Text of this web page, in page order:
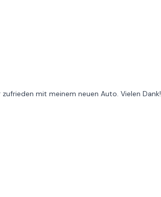
mit meinem neuen Auto. Vielen Dank!